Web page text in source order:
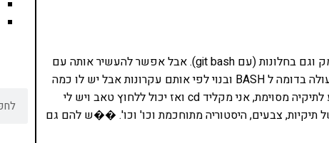
BASH היא הסביבה הטבעית למפתחים – בלינוקס ובמק וגם בחלונות (עם git bash). אבל אפשר להעשיר אותה עם
zsh. ראשי תבות של Z Shell. גם הוא shell שעובד מעולה בדומה ל BASH ובנוי לפי אותם עקרונות אבל יש לו כמה
יתרונות – במיוחד auto complete. אם אני רוצה להגיע לתיקיה מסוימת, אני מקליד cd ואז יכול ללחוץ טאב ויש לי
תיקיות, צבעים, היסטוריה מתוחכמת וכו' וכו'. ��ש להם גם